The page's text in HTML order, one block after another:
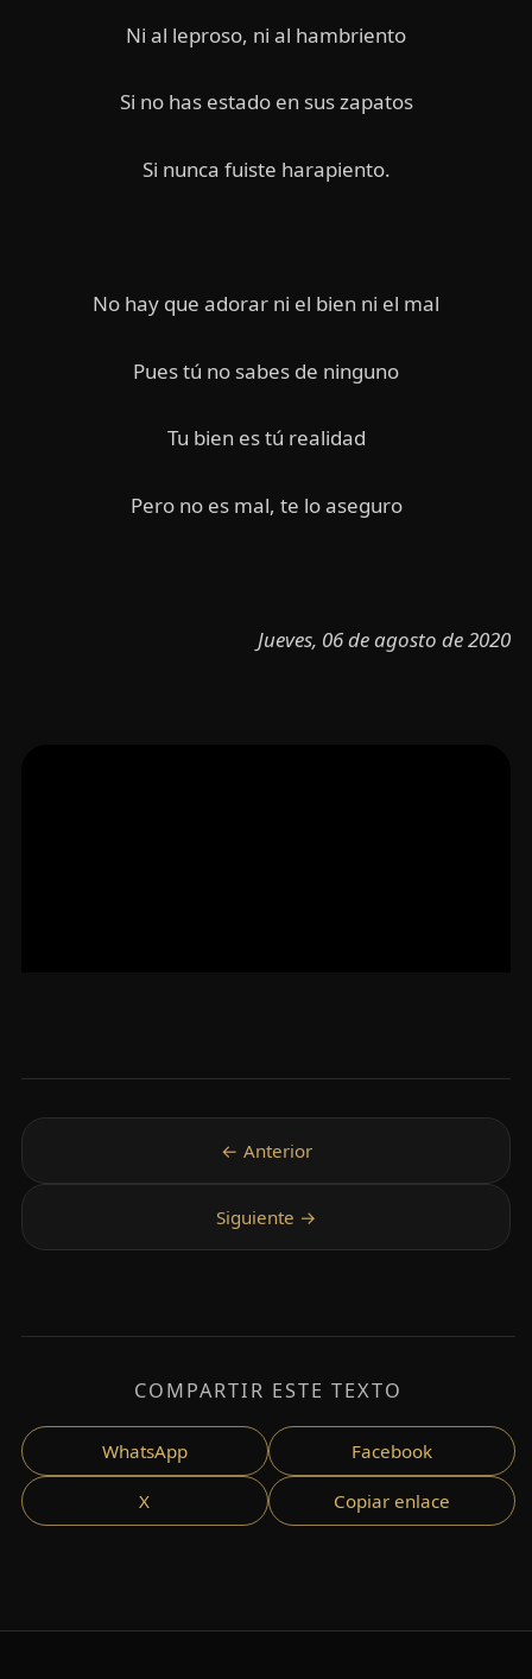
Ni al leproso, ni al hambriento
Si no has estado en sus zapatos
Si nunca fuiste harapiento.
No hay que adorar ni el bien ni el mal
Pues tú no sabes de ninguno
Tu bien es tú realidad
Pero no es mal, te lo aseguro
Jueves, 06 de agosto de 2020
COMPARTIR ESTE TEXTO
WhatsApp Facebook
X Copiar enlace